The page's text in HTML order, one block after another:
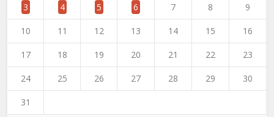
3 4 5 6 7 8 9
10 11 12 13 14 15 16
17 18 19 20 21 22 23
24 25 26 27 28 29 30
31